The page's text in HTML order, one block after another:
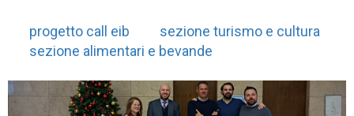
progetto call eib
sezione turismo e cultura
sezione alimentari e bevande